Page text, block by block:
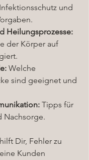
und
Heilungsprozesse:
der Körper auf
Welche
sind geeignet und
Tipps für
Nachsorge.
Dir, Fehler zu
Kunden